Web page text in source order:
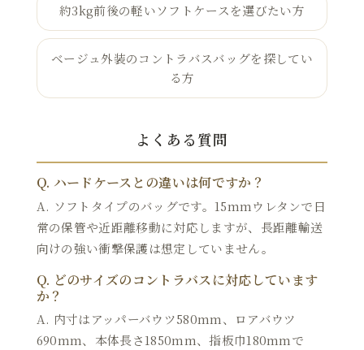
約3kg前後の軽いソフトケースを選びたい方
ベージュ外装のコントラバスバッグを探してい
る方
よくある質問
Q. ハードケースとの違いは何ですか？
A. ソフトタイプのバッグです。15mmウレタンで日
常の保管や近距離移動に対応しますが、長距離輸送
向けの強い衝撃保護は想定していません。
Q. どのサイズのコントラバスに対応しています
か？
A. 内寸はアッパーバウツ580mm、ロアバウツ
690mm、本体長さ1850mm、指板巾180mmで